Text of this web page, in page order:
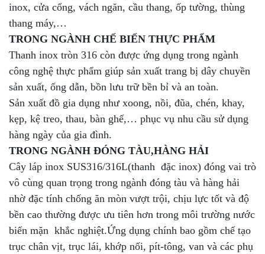
inox, cửa cổng, vách ngăn, cầu thang, ốp tường, thùng
thang máy,…
TRONG NGÀNH CHẾ BIẾN THỰC PHẨM
Thanh inox tròn 316 còn được ứng dụng trong ngành
công nghệ thực phẩm giúp sản xuất trang bị dây chuyền
sản xuất, ống dẫn, bồn lưu trữ bền bỉ và an toàn.
Sản xuất đồ gia dụng như xoong, nồi, đũa, chén, khay,
kẹp, kệ treo, thau, bàn ghế,… phục vụ nhu cầu sử dụng
hàng ngày của gia đình.
TRONG NGÀNH ĐÓNG TÀU,HÀNG HẢI
Cây láp inox SUS316/316L(thanh đặc inox) đóng vai trò
vô cùng quan trọng trong ngành đóng tàu và hàng hải
nhờ đặc tính chống ăn mòn vượt trội, chịu lực tốt và độ
bền cao thường được ưu tiên hơn trong môi trường nước
biển mặn khắc nghiệt.Ứng dụng chính bao gồm chế tạo
trục chân vịt, trục lái, khớp nối, pít-tông, van và các phụ